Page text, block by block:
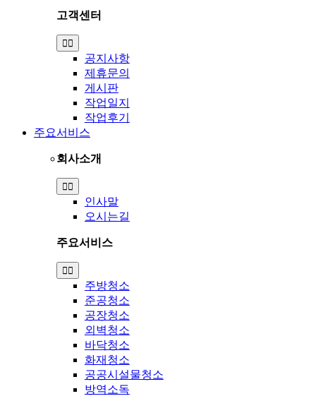
고객센터
Toggle
Navigation
공지사항
제휴문의
게시판
작업일지
작업후기
주요서비스
회사소개
Toggle
Navigation
인사말
오시는길
주요서비스
Toggle
Navigation
주방청소
준공청소
공장청소
외벽청소
바닥청소
화재청소
공공시설물청소
방역소독